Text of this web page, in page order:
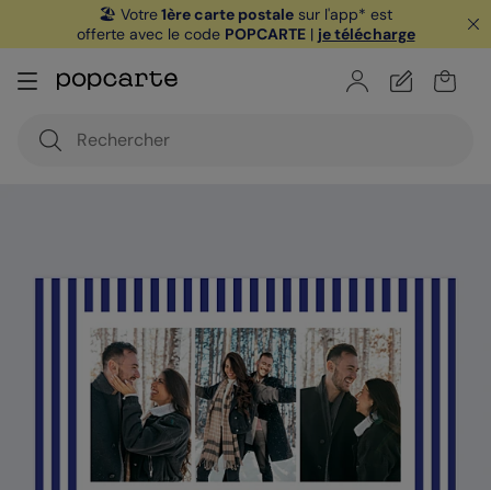
🏖️ Votre1ère carte postale sur l'app* est
offerte avec le code POPCARTE| je télécharge